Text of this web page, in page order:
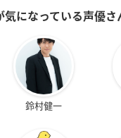
気になっている声優さ
鈴村健一